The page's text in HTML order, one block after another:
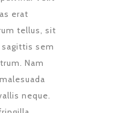
erat
tellus, sit
sem
Nam
neque.